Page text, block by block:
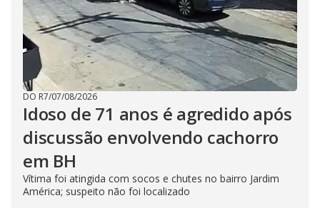
DO R7/07/08/2026
Idoso de 71 anos é agredido após
discussão envolvendo cachorro
em BH
Vítima foi atingida com socos e chutes no bairro Jardim
América; suspeito não foi localizado